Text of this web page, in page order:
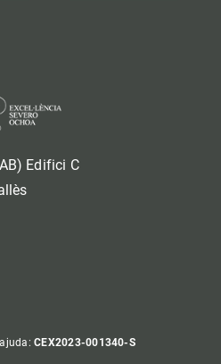
Edifici C
CEX2023-001340-S